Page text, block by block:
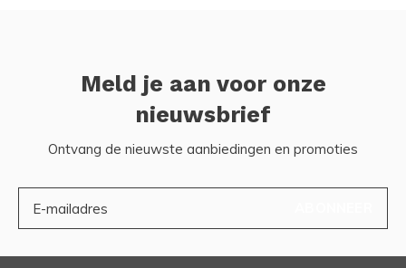
Meld je aan voor onze
nieuwsbrief
Ontvang de nieuwste aanbiedingen en promoties